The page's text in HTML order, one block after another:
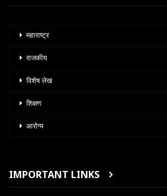
महाराष्ट्र
राजकीय
विशेष लेख
शिक्षण
आरोग्य
IMPORTANT LINKS